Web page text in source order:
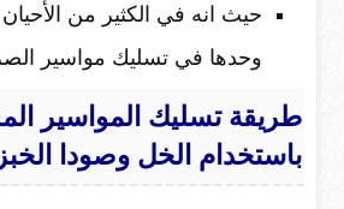
حيث انه في الكثير من الأحيان
وحدها في تسليك مواسير
طريقة تسليك المواسير
باستخدام الخل وصودا